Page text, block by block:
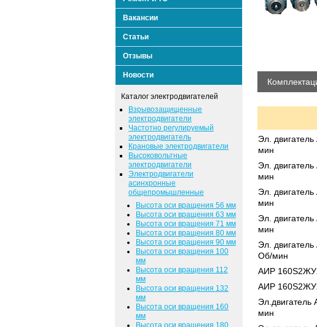
Вакансии
Статьи
Отзывы
Новости
Каталог электродвигателей
Взрывозащищенные
электродвигатели
Частотно регулируемый
электродвигатель
Крановые электродвигатели
Высоковольтные
электродвигатели
Электродвигатели
асинхронные
общепромышленные
Высота оси вращения 56 мм
Высота оси вращения 63 мм
Высота оси вращения 71 мм
Высота оси вращения 80 мм
Высота оси вращения 90 мм
Высота оси вращения 100
мм
Высота оси вращения 112
мм
Высота оси вращения 132
мм
Высота оси вращения 160
мм
Высота оси вращения 180
Эл.
мин
Эл.
мин
Эл.
мин
Эл.
мин
Эл.
Об/мин
АИР
АИР
мин